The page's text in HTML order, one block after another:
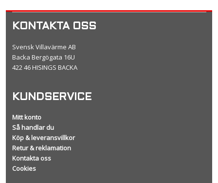
KONTAKTA OSS
Svensk Villavärme AB
Backa Bergögata 16U
422 46 HISINGS BACKA
KUNDSERVICE
Mitt konto
Så handlar du
Köp & leveransvillkor
Retur & reklamation
Kontakta oss
Cookies